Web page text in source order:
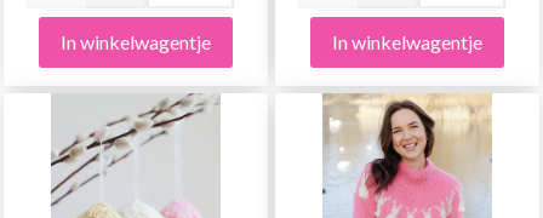
In winkelwagentje In winkelwagentje